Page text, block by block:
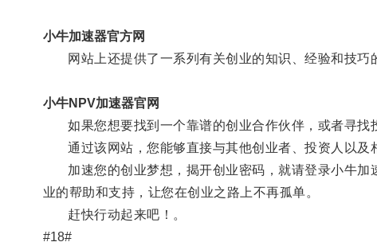
小牛加速器官方网
网站上还提供了一系列有关创业的知识、经验和技巧
小牛NPV加速器官网
如果您想要找到一个靠谱的创业合作伙伴，或者寻找
通过该网站，您能够直接与其他创业者、投资人以及
加速您的创业梦想，揭开创业密码，就请登录小牛加
业的帮助和支持，让您在创业之路上不再孤单。
赶快行动起来吧！。
#18#